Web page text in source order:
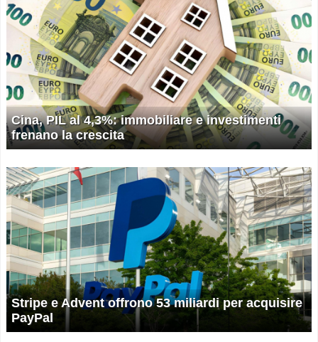
Cina, PIL al 4,3%: immobiliare e investimenti
frenano la crescita
Stripe e Advent offrono 53 miliardi per acquisire
PayPal